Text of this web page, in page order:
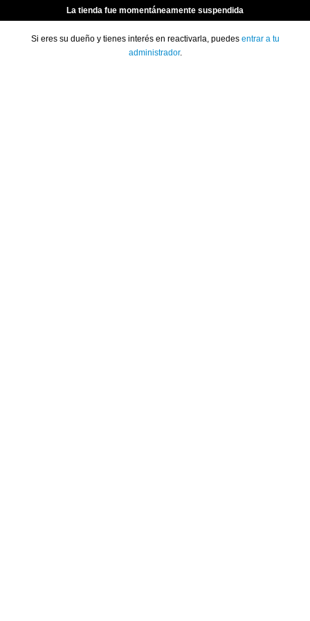
La tienda fue momentáneamente suspendida
Si eres su dueño y tienes interés en reactivarla, puedes entrar a tu
administrador.